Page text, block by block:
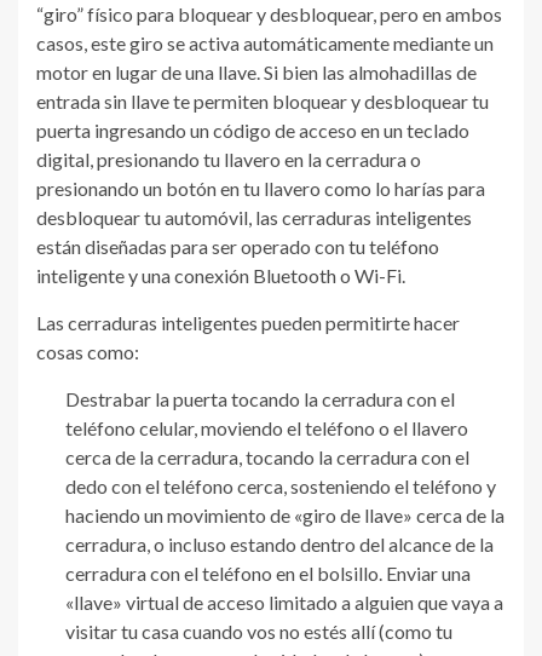
“giro” físico para bloquear y desbloquear, pero en ambos
casos, este giro se activa automáticamente mediante un
motor en lugar de una llave. Si bien las almohadillas de
entrada sin llave te permiten bloquear y desbloquear tu
puerta ingresando un código de acceso en un teclado
digital, presionando tu llavero en la cerradura o
presionando un botón en tu llavero como lo harías para
desbloquear tu automóvil, las cerraduras inteligentes
están diseñadas para ser operado con tu teléfono
inteligente y una conexión Bluetooth o Wi-Fi.
Las cerraduras inteligentes pueden permitirte hacer
cosas como:
Destrabar la puerta tocando la cerradura con el
teléfono celular, moviendo el teléfono o el llavero
cerca de la cerradura, tocando la cerradura con el
dedo con el teléfono cerca, sosteniendo el teléfono y
haciendo un movimiento de «giro de llave» cerca de la
cerradura, o incluso estando dentro del alcance de la
cerradura con el teléfono en el bolsillo. Enviar una
«llave» virtual de acceso limitado a alguien que vaya a
visitar tu casa cuando vos no estés allí (como tu